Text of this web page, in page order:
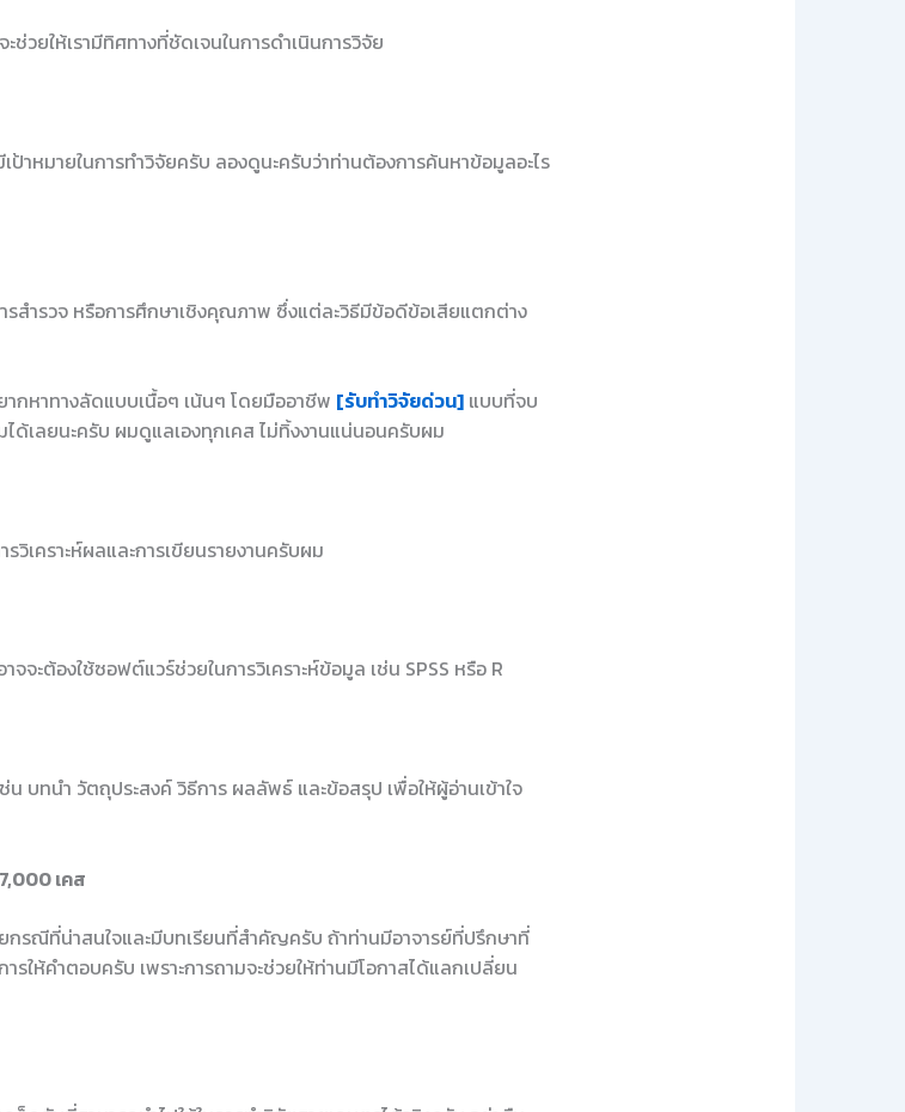
วยให้เรามีทิศทางที่ชัดเจนในการดำเนินการวิจัย
ป้าหมายในการทำวิจัยครับ ลองดูนะครับว่าท่านต้องการค้นหาข้อมูลอะไร
รสำรวจ หรือการศึกษาเชิงคุณภาพ ซึ่งแต่ละวิธีมีข้อดีข้อเสียแตกต่าง
กหาทางลัดแบบเนื้อๆ เน้นๆ โดยมืออาชีพ [รับทำวิจัยด่วน] แบบที่จบ
ด้เลยนะครับ ผมดูแลเองทุกเคส ไม่ทิ้งงานแน่นอนครับผม
วิเคราะห์ผลและการเขียนรายงานครับผม
จจะต้องใช้ซอฟต์แวร์ช่วยในการวิเคราะห์ข้อมูล เช่น SPSS หรือ R
น บทนำ วัตถุประสงค์ วิธีการ ผลลัพธ์ และข้อสรุป เพื่อให้ผู้อ่านเข้าใจ
เคส
รณีที่น่าสนใจและมีบทเรียนที่สำคัญครับ ถ้าท่านมีอาจารย์ที่ปรึกษาที่
รให้คำตอบครับ เพราะการถามจะช่วยให้ท่านมีโอกาสได้แลกเปลี่ยน